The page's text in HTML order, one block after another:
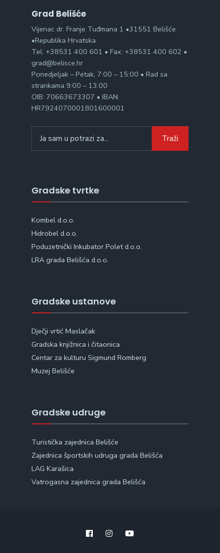
Grad Belišće
Vijenac dr. Franje Tuđmana 1 •31551 Belišće
•Republika Hrvatska
Tel: +38531 400 601 • Fax: +38531 400 602 •
grad@belisce.hr
Ponedjeljak – Petak, 7:00 – 15:00 • Rad sa
strankama 9:00 – 13:00
OIB: 70663673307 • IBAN:
HR7924070001801600001
for:
Traži
Gradske tvrtke
Kombel d.o.o.
Hidrobel d.o.o.
Poduzetnički Inkubator Polet d.o.o.
LRA grada Belišća d.o.o.
Gradske ustanove
Dječji vrtić Maslačak
Gradska knjižnica i čitaonica
Centar za kulturu Sigmund Romberg
Muzej Belišće
Gradske udruge
Turistička zajednica Belišće
Zajednica športskih udruga grada Belišća
LAG Karašica
Vatrogasna zajednica grada Belišća